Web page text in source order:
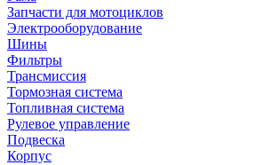
Запчасти для мотоциклов
Электрооборудование
Шины
Фильтры
Трансмиссия
Тормозная система
Топливная система
Рулевое управление
Подвеска
Корпус